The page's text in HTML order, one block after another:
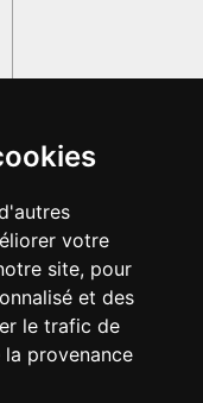
votre
site, pour
et des
le trafic de
provenance